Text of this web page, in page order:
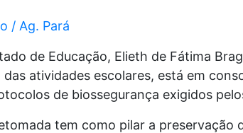
de Educação, Elieth de Fátima
atividades escolares, está em
de biossegurança exigidos
tem como pilar a preservação